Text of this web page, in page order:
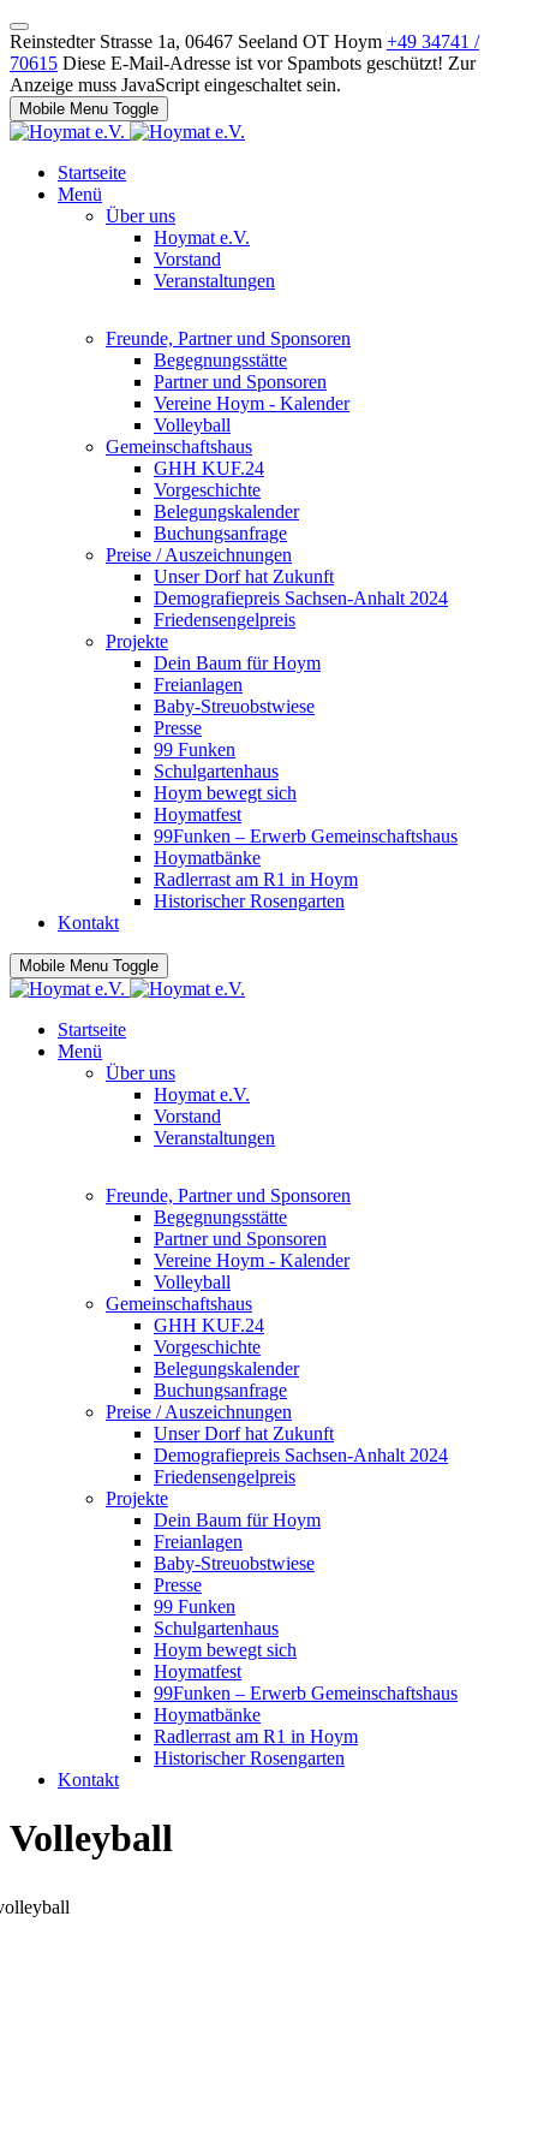
Reinstedter Strasse 1a, 06467 Seeland OT Hoym +49 34741 /
70615 Diese E-Mail-Adresse ist vor Spambots geschützt! Zur
Anzeige muss JavaScript eingeschaltet sein.
Mobile Menu Toggle
Startseite
Menü
Über uns
Hoymat e.V.
Vorstand
Veranstaltungen
Freunde, Partner und Sponsoren
Begegnungsstätte
Partner und Sponsoren
Vereine Hoym - Kalender
Volleyball
Gemeinschaftshaus
GHH KUF.24
Vorgeschichte
Belegungskalender
Buchungsanfrage
Preise / Auszeichnungen
Unser Dorf hat Zukunft
Demografiepreis Sachsen-Anhalt 2024
Friedensengelpreis
Projekte
Dein Baum für Hoym
Freianlagen
Baby-Streuobstwiese
Presse
99 Funken
Schulgartenhaus
Hoym bewegt sich
Hoymatfest
99Funken – Erwerb Gemeinschaftshaus
Hoymatbänke
Radlerrast am R1 in Hoym
Historischer Rosengarten
Kontakt
Mobile Menu Toggle
Startseite
Menü
Über uns
Hoymat e.V.
Vorstand
Veranstaltungen
Freunde, Partner und Sponsoren
Begegnungsstätte
Partner und Sponsoren
Vereine Hoym - Kalender
Volleyball
Gemeinschaftshaus
GHH KUF.24
Vorgeschichte
Belegungskalender
Buchungsanfrage
Preise / Auszeichnungen
Unser Dorf hat Zukunft
Demografiepreis Sachsen-Anhalt 2024
Friedensengelpreis
Projekte
Dein Baum für Hoym
Freianlagen
Baby-Streuobstwiese
Presse
99 Funken
Schulgartenhaus
Hoym bewegt sich
Hoymatfest
99Funken – Erwerb Gemeinschaftshaus
Hoymatbänke
Radlerrast am R1 in Hoym
Historischer Rosengarten
Kontakt
Volleyball